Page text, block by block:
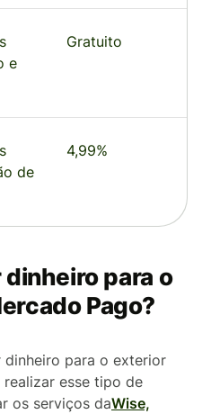
e
Gratuito
de
4,99%
para o
Pago?
dinheiro para o exterior
esse tipo de
os serviços daWise,